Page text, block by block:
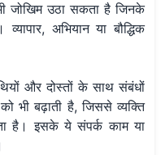
जोखिम उठा सकता है जिनके
अभियान या बौद्धिक
और दोस्तों के साथ संबंधों
भी बढ़ाती है, जिससे व्यक्ति
है। इसके ये संपर्क काम या